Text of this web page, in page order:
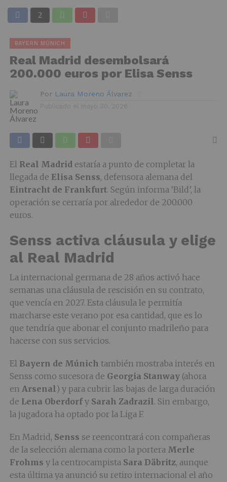
BAYERN MÚNICH
Real Madrid desembolsará
200.000 euros por Elisa Senss
Por Laura Moreno Álvarez
El Real Madridestaría a punto de completar la
llegada de Elisa Senss, defensora alemana del
Eintracht de Frankfurt. Según informa ‘Bild’, la
operación se cerraría por alrededor de 200.000
euros.
Senss activa cláusula y elige
al Real Madrid
La internacional germana de 28 años activó hace
semanas una cláusula de rescisión en su contrato,
que vencía en 2027. Esta cláusula le permitía
marcharse este verano por esa cantidad, que es lo
que tendría que abonar el conjunto madrileño para
hacerse con sus servicios.
El Bayern de Múnich también mostraba interés en
Senss como sucesora de Georgia Stanway(ahora
en Arsenal) y para cubrir las bajas de larga duración
de Lena Oberdorfy Sarah Zadrazil. Sin embargo,
la jugadora ha optado por la Liga F.
En Madrid, Senss se reencontrará con compañeras
de la selección alemana como la portera Merle
Frohms y la centrocampista Sara Däbritz, aunque
esta última ya anunció su retiro internacional el año